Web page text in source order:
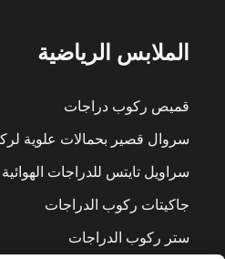
الملابس الرياضية
قميص ركوب دراجات
سروال قصير بحمالات علوية
سراويل تايتس للدراجات
جاكيتات ركوب الدراجات
ستر ركوب الدراجات